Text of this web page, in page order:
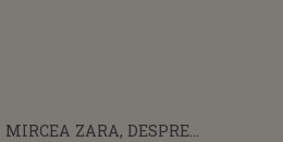
MIRCEA ZARA, DESPRE